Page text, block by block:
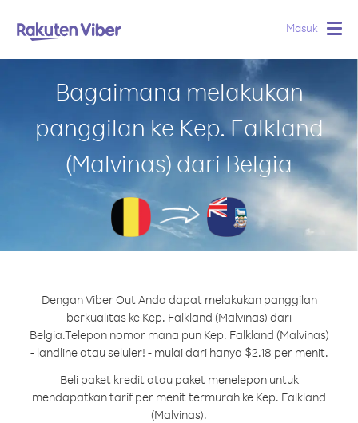
Masuk
Bagaimana melakukan
panggilan ke Kep. Falkland
(Malvinas) dari Belgia
Dengan Viber Out Anda dapat melakukan panggilan
berkualitas ke Kep. Falkland (Malvinas) dari
Belgia.Telepon nomor mana pun Kep. Falkland (Malvinas)
- landline atau seluler! - mulai dari hanya $2.18 per menit.
Beli paket kredit atau paket menelepon untuk
mendapatkan tarif per menit termurah ke Kep. Falkland
(Malvinas).